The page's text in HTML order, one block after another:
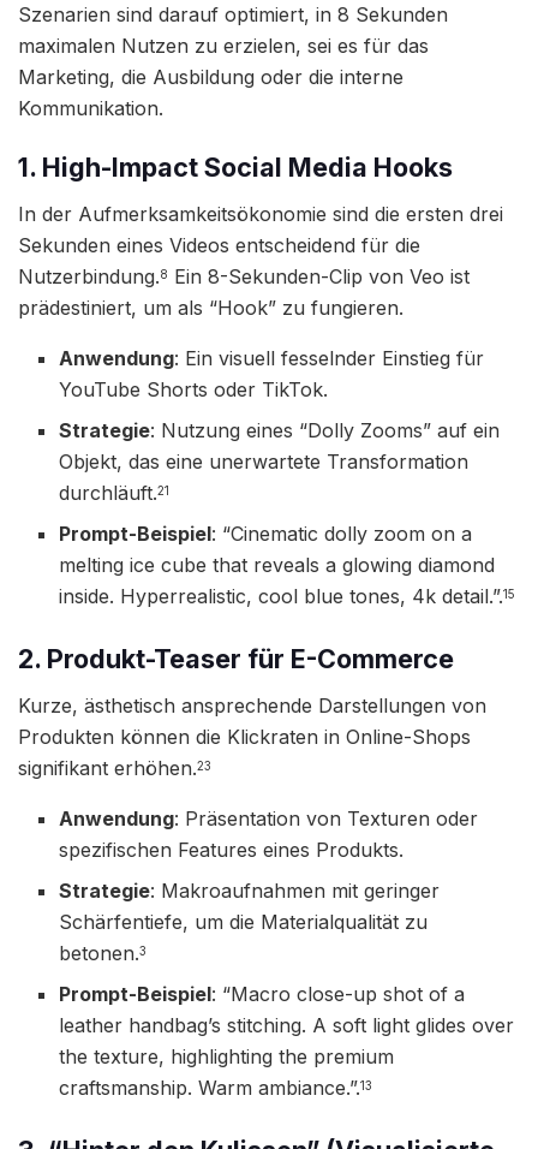
Szenarien sind darauf optimiert, in 8 Sekunden
maximalen Nutzen zu erzielen, sei es für das
Marketing, die Ausbildung oder die interne
Kommunikation.
1. High-Impact Social Media Hooks
In der Aufmerksamkeitsökonomie sind die ersten drei
Sekunden eines Videos entscheidend für die
Nutzerbindung.8 Ein 8-Sekunden-Clip von Veo ist
prädestiniert, um als “Hook” zu fungieren.
Anwendung: Ein visuell fesselnder Einstieg für
YouTube Shorts oder TikTok.
Strategie: Nutzung eines “Dolly Zooms” auf ein
Objekt, das eine unerwartete Transformation
durchläuft.21
Prompt-Beispiel: “Cinematic dolly zoom on a
melting ice cube that reveals a glowing diamond
inside. Hyperrealistic, cool blue tones, 4k detail.”.15
2. Produkt-Teaser für E-Commerce
Kurze, ästhetisch ansprechende Darstellungen von
Produkten können die Klickraten in Online-Shops
signifikant erhöhen.23
Anwendung: Präsentation von Texturen oder
spezifischen Features eines Produkts.
Strategie: Makroaufnahmen mit geringer
Schärfentiefe, um die Materialqualität zu
betonen.3
Prompt-Beispiel: “Macro close-up shot of a
leather handbag’s stitching. A soft light glides over
the texture, highlighting the premium
craftsmanship. Warm ambiance.”.13